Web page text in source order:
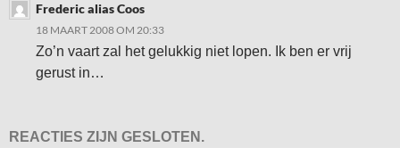
Frederic alias Coos
18 MAART 2008 OM 20:33
Zo’n vaart zal het gelukkig niet lopen. Ik ben er vrij
gerust in…
REACTIES ZIJN GESLOTEN.